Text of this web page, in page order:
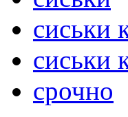
сиськи
сиськи
срочно